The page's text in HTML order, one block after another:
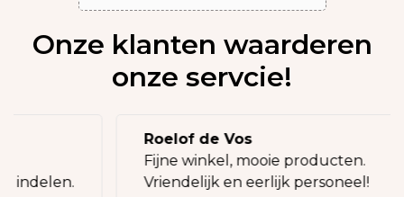
Onze klanten waarderen
onze servcie!
indelen.
Roelof de Vos
Fijne winkel, mooie producten.
Vriendelijk en eerlijk personeel!